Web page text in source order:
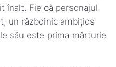
înalt. Fie că personajul
un războinic ambițios
său este prima mărturie